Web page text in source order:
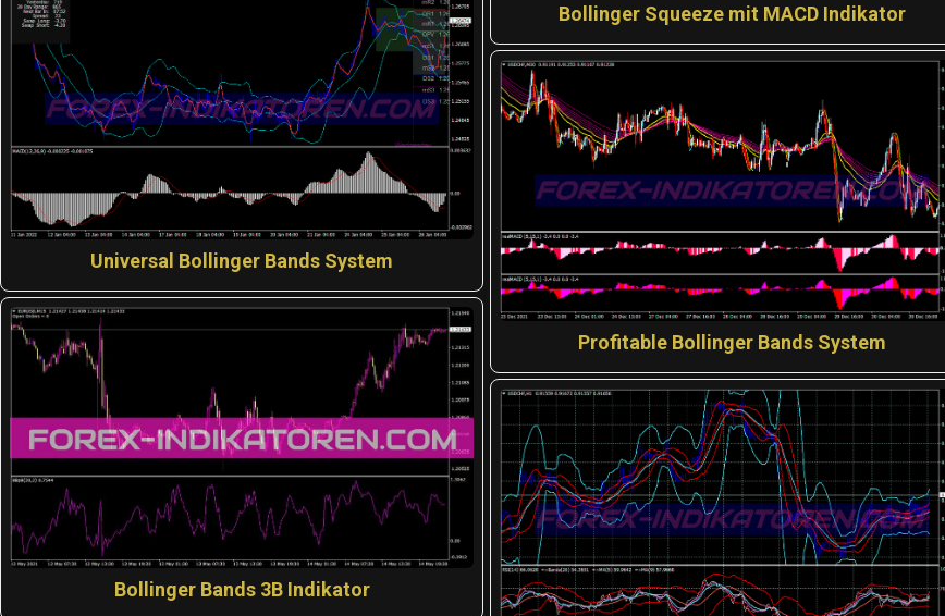
Universal Bollinger Bands System
Bollinger Bands 3B Indikator
Bollinger Squeeze mit MACD Indikator
Profitable Bollinger Bands System